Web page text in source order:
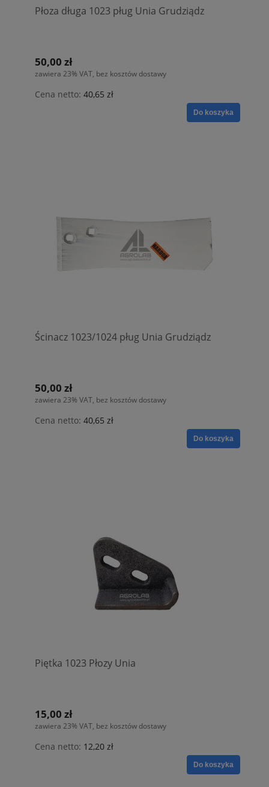
Płoza długa 1023 pług Unia Grudziądz
50,00 zł
zawiera 23% VAT, bez kosztów dostawy
Cena netto: 40,65 zł
Do koszyka
Ścinacz 1023/1024 pług Unia Grudziądz
50,00 zł
zawiera 23% VAT, bez kosztów dostawy
Cena netto: 40,65 zł
Do koszyka
Piętka 1023 Płozy Unia
15,00 zł
zawiera 23% VAT, bez kosztów dostawy
Cena netto: 12,20 zł
Do koszyka